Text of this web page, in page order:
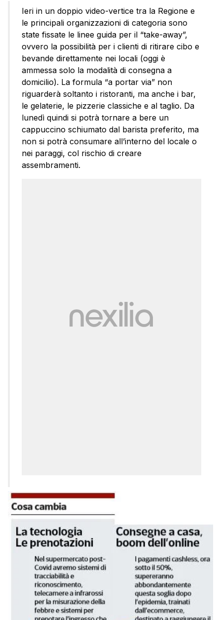
Ieri in un doppio video-vertice tra la Regione e
le principali organizzazioni di categoria sono
state fissate le linee guida per il “take-away”,
ovvero la possibilità per i clienti di ritirare cibo e
bevande direttamente nei locali (oggi è
ammessa solo la modalità di consegna a
domicilio). La formula “a portar via” non
riguarderà soltanto i ristoranti, ma anche i bar,
le gelaterie, le pizzerie classiche e al taglio. Da
lunedì quindi si potrà tornare a bere un
cappuccino schiumato dal barista preferito, ma
non si potrà consumare all’interno del locale o
nei paraggi, col rischio di creare
assembramenti.